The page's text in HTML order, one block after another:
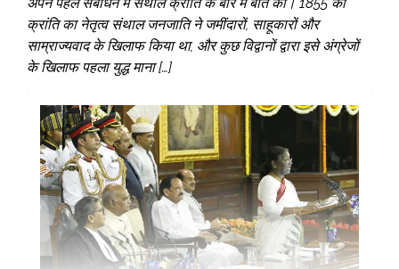
क्रांति का नेतृत्व संथाल जनजाति ने जमींदारों, साहूकारों और
साम्राज्यवाद के खिलाफ किया था, और कुछ विद्वानों द्वारा इसे अंग्रेजों
के खिलाफ पहला युद्ध माना […]